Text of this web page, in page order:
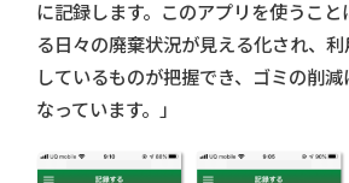
に記録します。このアプリを使うこと
る日々の廃棄状況が見える化され、
しているものが把握でき、ゴミの削
なっています。」